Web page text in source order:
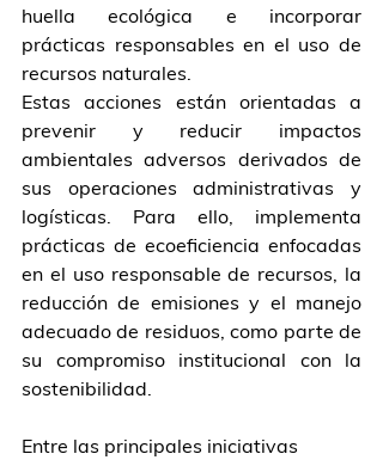
huella ecológica e incorporar
prácticas responsables en el uso de
recursos naturales.
Estas acciones están orientadas a
prevenir y reducir impactos
ambientales adversos derivados de
sus operaciones administrativas y
logísticas. Para ello, implementa
prácticas de ecoeficiencia enfocadas
en el uso responsable de recursos, la
reducción de emisiones y el manejo
adecuado de residuos, como parte de
su compromiso institucional con la
sostenibilidad.
Entre las principales iniciativas